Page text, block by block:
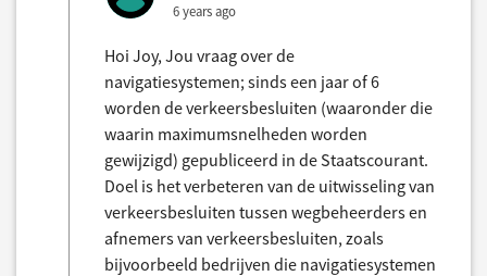
6 years ago
Hoi Joy, Jou vraag over de
navigatiesystemen; sinds een jaar of 6
worden de verkeersbesluiten (waaronder die
waarin maximumsnelheden worden
gewijzigd) gepubliceerd in de Staatscourant.
Doel is het verbeteren van de uitwisseling van
verkeersbesluiten tussen wegbeheerders en
afnemers van verkeersbesluiten, zoals
bijvoorbeeld bedrijven die navigatiesystemen